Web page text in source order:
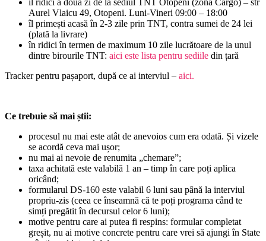
Aurel Vlaicu 49, Otopeni. Luni-Vineri 09:00 – 18:00
îl primești acasă în 2-3 zile prin TNT, contra sumei de 24 lei
(plată la livrare)
în ridici în termen de maximum 10 zile lucrătoare de la unul
dintre birourile TNT: aici este lista pentru sediile din țară
Tracker pentru pașaport, după ce ai interviul – aici.
Ce trebuie să mai știi:
procesul nu mai este atât de anevoios cum era odată. Și vizele
se acordă ceva mai ușor;
nu mai ai nevoie de renumita „chemare”;
taxa achitată este valabilă 1 an – timp în care poți aplica
oricând;
formularul DS-160 este valabil 6 luni sau până la interviul
propriu-zis (ceea ce înseamnă că te poți programa când te
simți pregătit în decursul celor 6 luni);
motive pentru care ai putea fi respins: formular completat
greșit, nu ai motive concrete pentru care vrei să ajungi în State